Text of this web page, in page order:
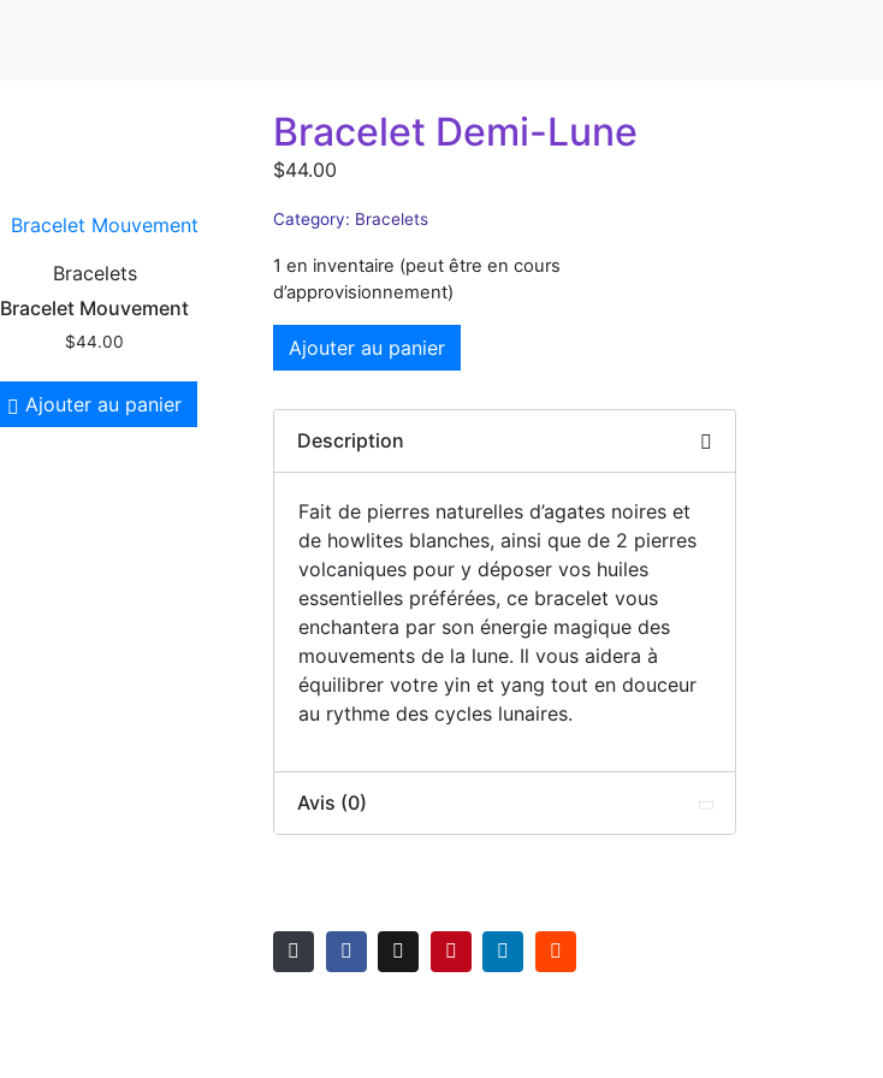
Bracelet Demi-Lune
$44.00
Category: Bracelets
1 en inventaire (peut être en cours
d’approvisionnement)
Ajouter au panier
Description
Fait de pierres naturelles d’agates noires et
de howlites blanches, ainsi que de 2 pierres
volcaniques pour y déposer vos huiles
essentielles préférées, ce bracelet vous
enchantera par son énergie magique des
mouvements de la lune. Il vous aidera à
équilibrer votre yin et yang tout en douceur
au rythme des cycles lunaires.
Avis (0)
Bracelets
Bracelet Mouvement
$44.00
Ajouter au panier